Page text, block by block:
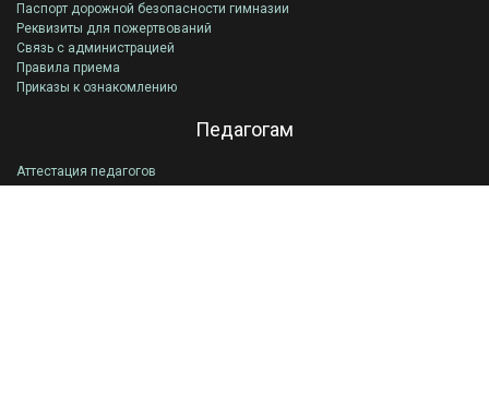
Паспорт дорожной безопасности гимназии
Реквизиты для пожертвований
Связь с администрацией
Правила приема
Приказы к ознакомлению
Педагогам
Аттестация педагогов